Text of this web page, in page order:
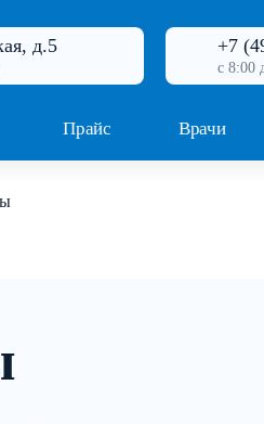
д.5 +7
с 8:00
Прайс Врачи